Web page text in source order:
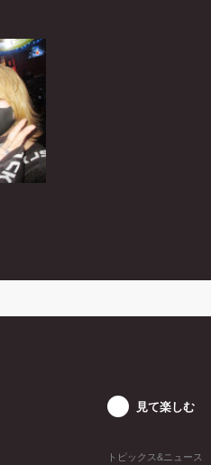
見て楽しむ
トピックス&ニュース